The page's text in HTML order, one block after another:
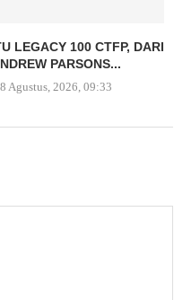
LEGACY 100 CTFP, DARI
PARSONS...
8 Agustus, 2026, 09:33